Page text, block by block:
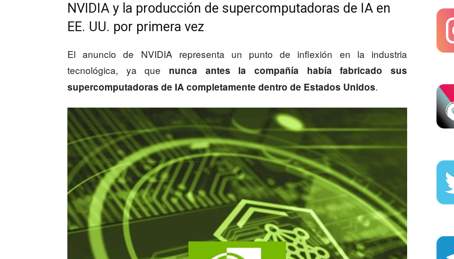
NVIDIA y la producción de supercomputadoras de IA en
EE. UU. por primera vez
El anuncio de NVIDIA representa un punto de inflexión en la industria
tecnológica, ya que nunca antes la compañía había fabricado sus
supercomputadoras de IA completamente dentro de Estados Unidos.